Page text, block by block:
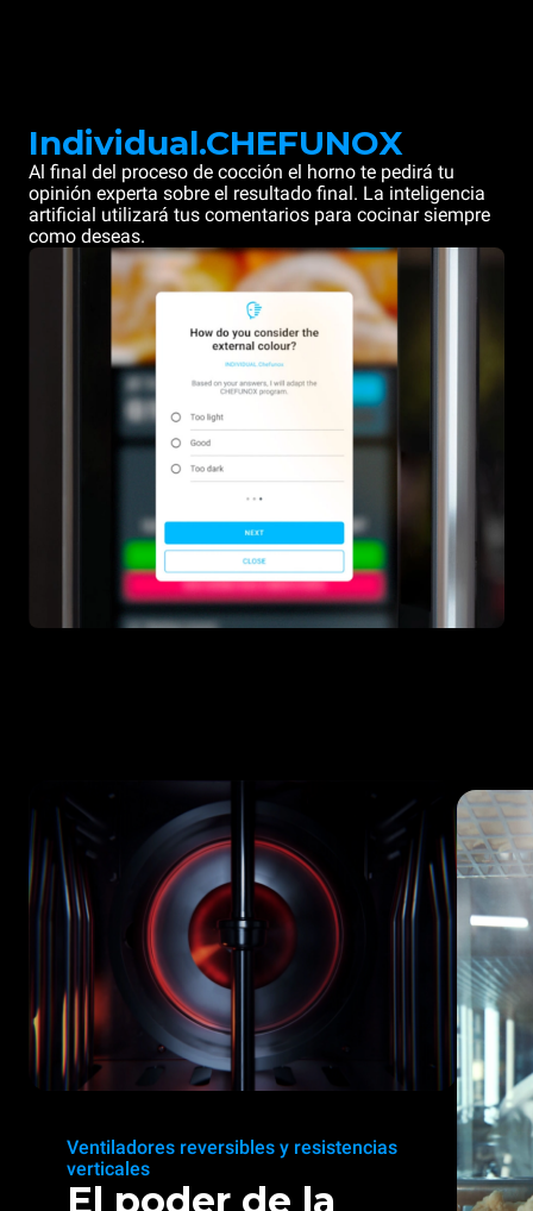
Individual.CHEFUNOX
Al final del proceso de cocción el horno te pedirá tu
opinión experta sobre el resultado final. La inteligencia
artificial utilizará tus comentarios para cocinar siempre
como deseas.
Ventiladores reversibles y resistencias
verticales
El poder de la